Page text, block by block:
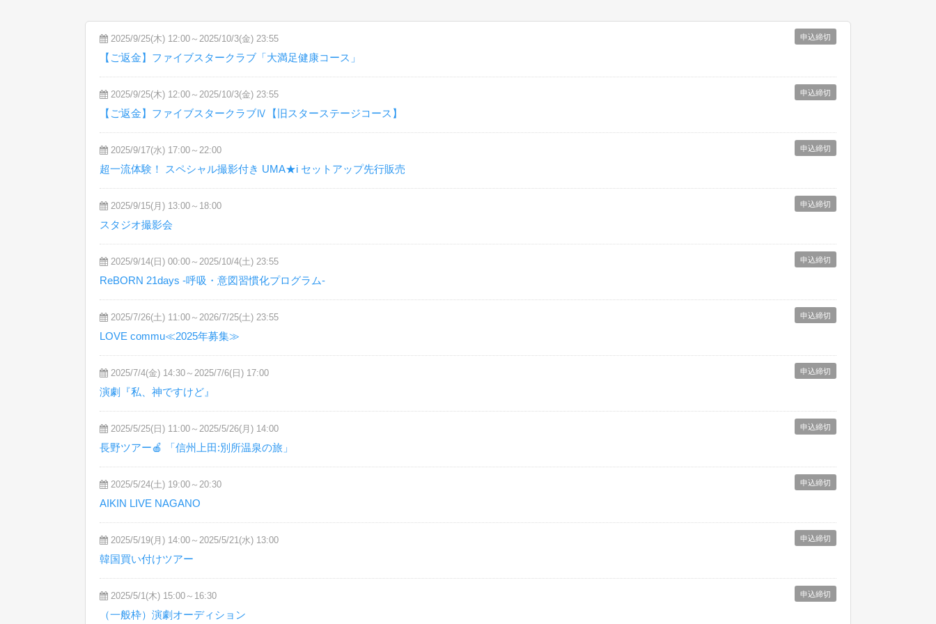
2025/9/25(木) 12:00～2025/10/3(金) 23:55
【ご返金】ファイブスタークラブ「大満足健康コース」
申込締切
2025/9/25(木) 12:00～2025/10/3(金) 23:55
【ご返金】ファイブスタークラブⅣ【旧スターステージコース】
申込締切
2025/9/17(水) 17:00～22:00
超一流体験！ スペシャル撮影付き UMA★i セットアップ先行販売
申込締切
2025/9/15(月) 13:00～18:00
スタジオ撮影会
申込締切
2025/9/14(日) 00:00～2025/10/4(土) 23:55
ReBORN 21days -呼吸・意図習慣化プログラム-
申込締切
2025/7/26(土) 11:00～2026/7/25(土) 23:55
LOVE commu≪2025年募集≫
申込締切
2025/7/4(金) 14:30～2025/7/6(日) 17:00
演劇『私、神ですけど』
申込締切
2025/5/25(日) 11:00～2025/5/26(月) 14:00
長野ツアー🍎 「信州上田:別所温泉の旅」
申込締切
2025/5/24(土) 19:00～20:30
AIKIN LIVE NAGANO
申込締切
2025/5/19(月) 14:00～2025/5/21(水) 13:00
韓国買い付けツアー
申込締切
2025/5/1(木) 15:00～16:30
（一般枠）演劇オーディション
申込締切